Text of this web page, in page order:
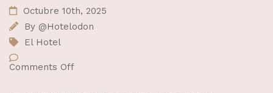
Octubre 10th, 2025
By @Hotelodon
El Hotel
Comments Off